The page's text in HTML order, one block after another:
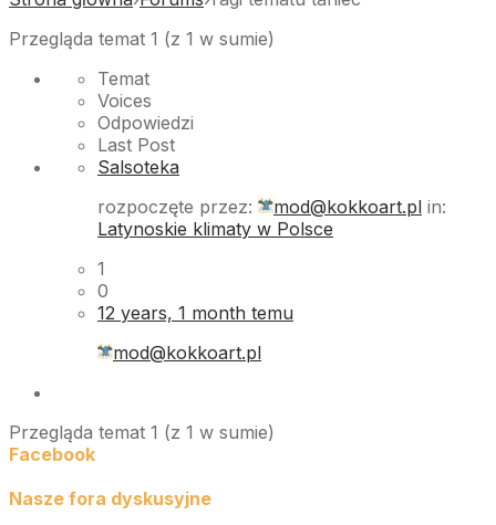
Przegląda temat 1 (z 1 w sumie)
Temat
Voices
Odpowiedzi
Last Post
Salsoteka
rozpoczęte przez:
mod@kokkoart.pl in:
Latynoskie klimaty w Polsce
1
0
12 years, 1 month temu
mod@kokkoart.pl
Przegląda temat 1 (z 1 w sumie)
Facebook
Nasze fora dyskusyjne